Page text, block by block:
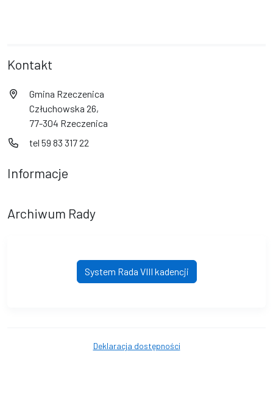
Kontakt
Gmina Rzeczenica
Człuchowska 26,
77-304 Rzeczenica
tel 59 83 317 22
Informacje
Archiwum Rady
System Rada VIII kadencji
Deklaracja dostępności